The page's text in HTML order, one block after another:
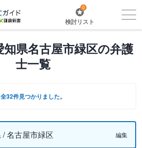
0
検討リスト
県名古屋市緑区の弁護
士一覧
全32件見つかりました。
/ 名古屋市緑区 編集